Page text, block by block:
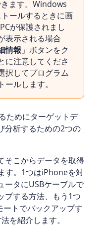
ます。Windows
ールするときに画
が保護されまし
表示される場合
情報 」ボタンをク
に注意してくださ
択してプログラム
ルします。
ためにターゲットデ
分析するための2つの
そこからデータを取得
す。1つはiPhoneを対
ータにUSBケーブルで
プする方法、もう1つ
トでバックアップす
を紹介します。